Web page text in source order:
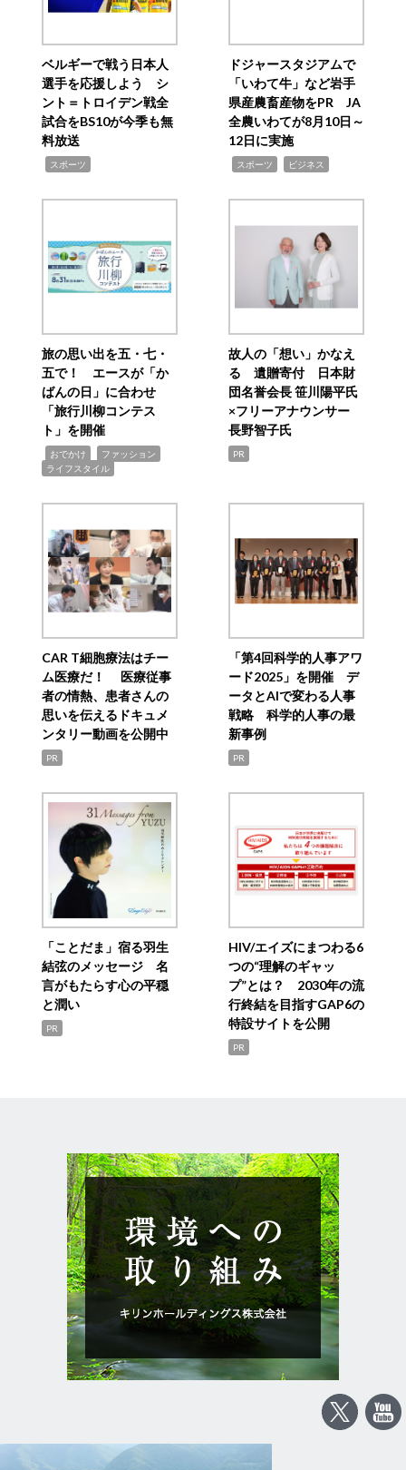
ベルギーで戦う日本人
選手を応援しよう シ
ント＝トロイデン戦全
試合をBS10が今季も無
料放送
スポーツ
ドジャースタジアムで
「いわて牛」など岩手
県産農畜産物をPR JA
全農いわてが8月10日～
12日に実施
スポーツ ビジネス
旅の思い出を五・七・
五で！ エースが「か
ばんの日」に合わせ
「旅行川柳コンテス
ト」を開催
おでかけ ファッション
ライフスタイル
故人の「想い」かなえ
る 遺贈寄付 日本財
団名誉会長 笹川陽平氏
×フリーアナウンサー
長野智子氏
PR
CAR T細胞療法はチー
ム医療だ！ 医療従事
者の情熱、患者さんの
思いを伝えるドキュメ
ンタリー動画を公開中
PR
「第4回科学的人事アワ
ード2025」を開催 デ
ータとAIで変わる人事
戦略 科学的人事の最
新事例
PR
「ことだま」宿る羽生
結弦のメッセージ 名
言がもたらす心の平穏
と潤い
PR
HIV/エイズにまつわる6
つの“理解のギャッ
プ”とは？ 2030年の流
行終結を目指すGAP6の
特設サイトを公開
PR